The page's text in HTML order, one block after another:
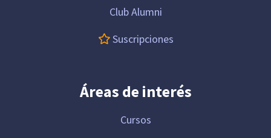
Club Alumni
Suscripciones
Áreas de interés
Cursos